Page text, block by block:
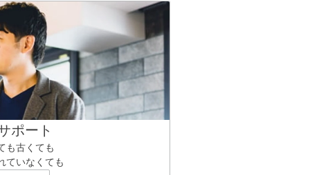
ポート
も古くても
ていなくても